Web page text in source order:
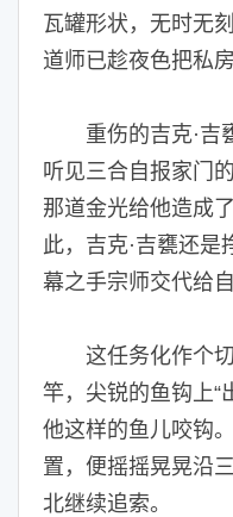
瓦罐形状，无时无
道师已趁夜色把私
重伤的吉克·吉
听见三合自报家门
那道金光给他造成
此，吉克·吉甕还是
幕之手宗师交代给
这任务化作个切
竿，尖锐的鱼钩上“
他这样的鱼儿咬钩
置，便摇摇晃晃沿
北继续追索。